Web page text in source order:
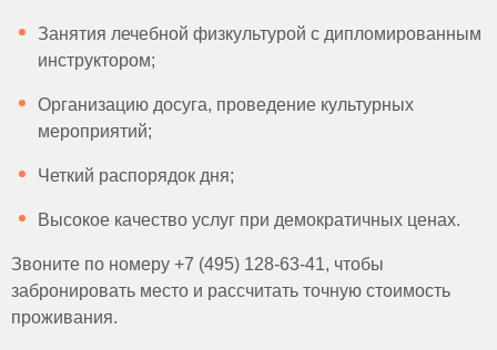
Занятия лечебной физкультурой с дипломированным
инструктором;
Организацию досуга, проведение культурных
мероприятий;
Четкий распорядок дня;
Высокое качество услуг при демократичных ценах.
Звоните по номеру +7 (495) 128-63-41, чтобы
забронировать место и рассчитать точную стоимость
проживания.